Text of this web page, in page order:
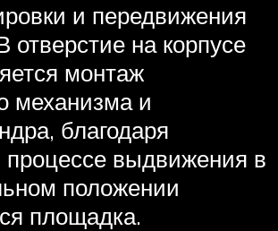
и передвижения
отверстие на корпусе
монтаж
механизма и
благодаря
процессе выдвижения в
положении
площадка.